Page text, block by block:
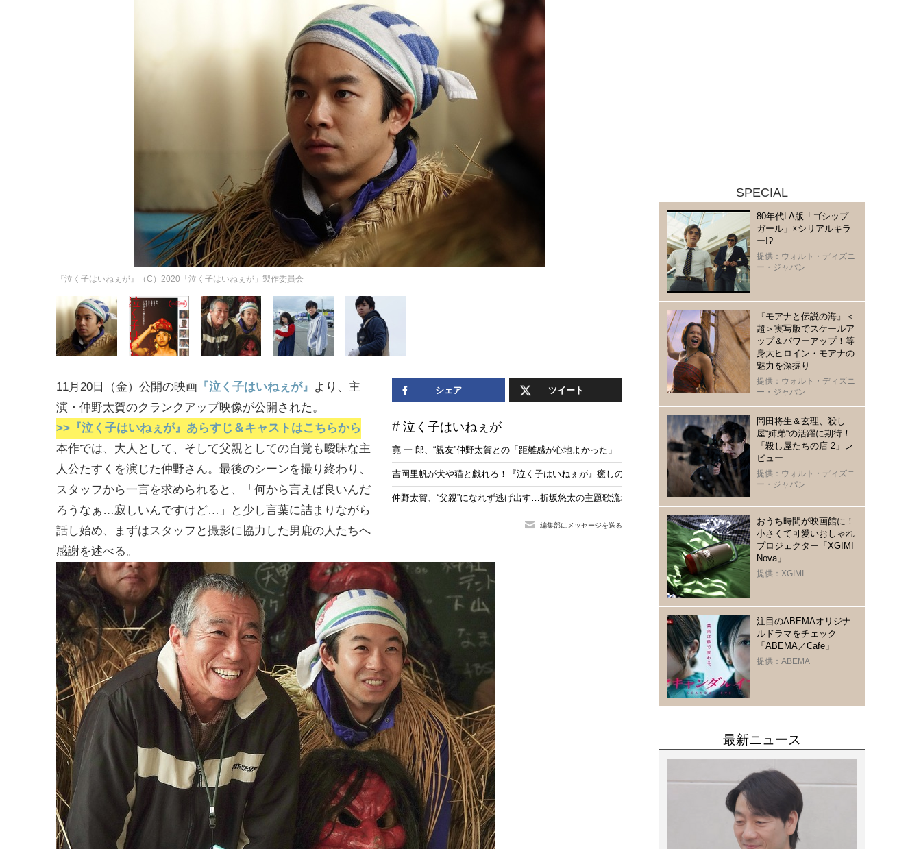
『泣く子はいねぇが』（C）2020「泣く子はいねぇが」製作委員会
シェア ツイート
泣く子はいねぇが
寛 一 郎、“親友”仲野太賀との「距離感が心地よかった」『泣く子はいねぇが』本編映像
吉岡里帆が犬や猫と戯れる！『泣く子はいねぇが』癒しのオフショット解禁
仲野太賀、“父親”になれず逃げ出す…折坂悠太の主題歌流れる予告編『泣く子はいねぇが』
編集部にメッセージを送る
11月20日（金）公開の映画 『泣く子はいねぇが』 より、主
演・仲野太賀のクランクアップ映像が公開された。
>>『泣く子はいねぇが』あらすじ＆キャストはこちらから
本作では、大人として、そして父親としての自覚も曖昧な主
人公たすくを演じた仲野さん。最後のシーンを撮り終わり、
スタッフから一言を求められると、「何から言えば良いんだ
ろうなぁ…寂しいんですけど…」と少し言葉に詰まりながら
話し始め、まずはスタッフと撮影に協力した男鹿の人たちへ
感謝を述べる。
SPECIAL
80年代LA版「ゴシップ
ガール」×シリアルキラ
ー!?
提供：ウォルト・ディズニ
ー・ジャパン
『モアナと伝説の海』＜
超＞実写版でスケールア
ップ＆パワーアップ！等
身大ヒロイン・モアナの
魅力を深掘り
提供：ウォルト・ディズニ
ー・ジャパン
岡田将生＆玄理、殺し
屋“姉弟“の活躍に期待！
「殺し屋たちの店 2」レ
ビュー
提供：ウォルト・ディズニ
ー・ジャパン
おうち時間が映画館に！
小さくて可愛いおしゃれ
プロジェクター「XGIMI
Nova」
提供：XGIMI
注目のABEMAオリジナ
ルドラマをチェック
「ABEMA／Cafe」
提供：ABEMA